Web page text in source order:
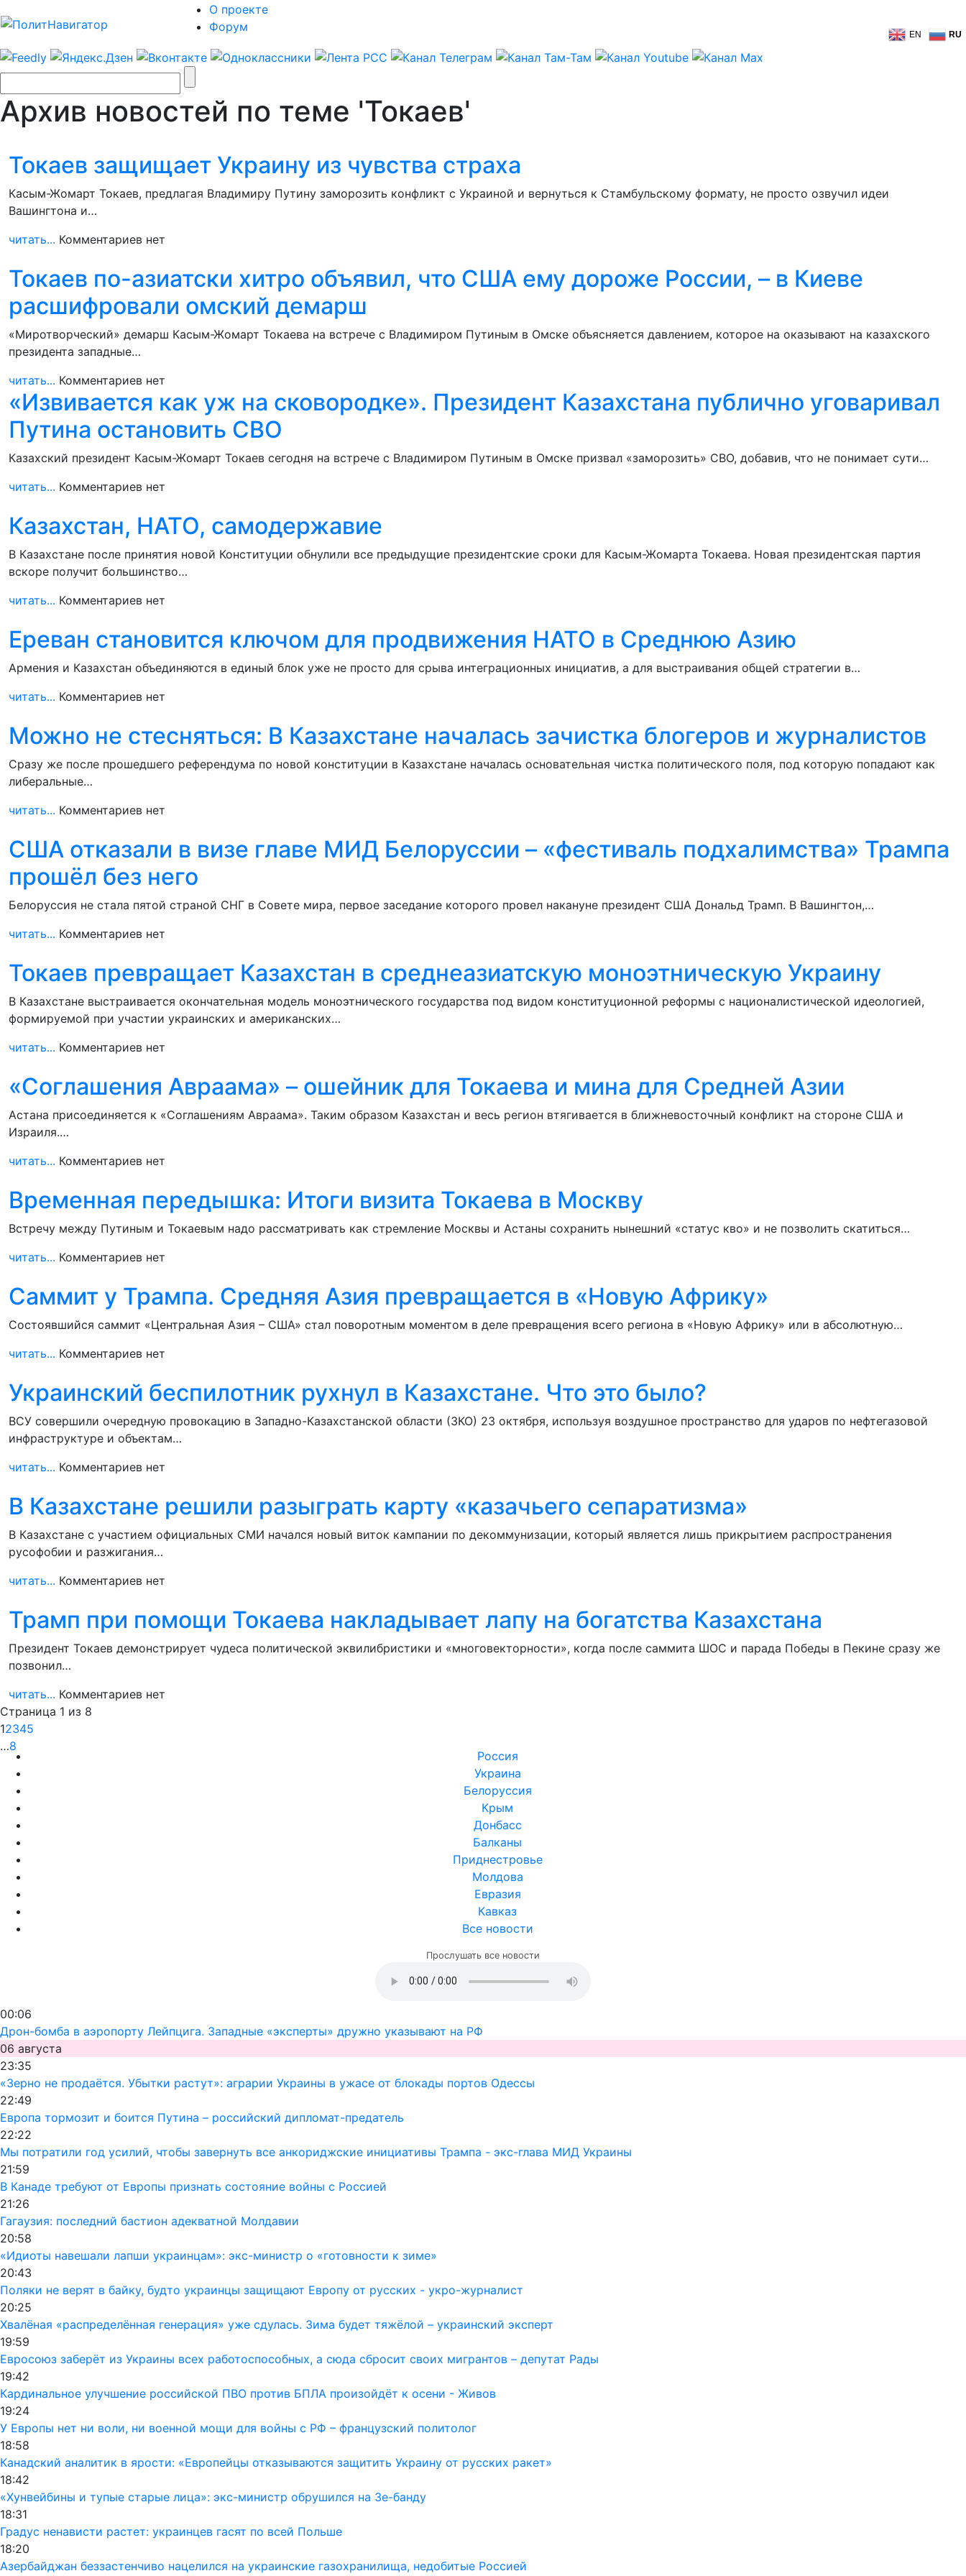
О проекте
Форум
EN RU
Архив новостей по теме 'Токаев'
Токаев защищает Украину из чувства страха
Касым-Жомарт Токаев, предлагая Владимиру Путину заморозить конфликт с Украиной и вернуться к Стамбульскому формату, не просто озвучил идеи
Вашингтона и…
читать... Комментариев нет
Токаев по-азиатски хитро объявил, что США ему дороже России, – в Киеве
расшифровали омский демарш
«Миротворческий» демарш Касым-Жомарт Токаева на встрече с Владимиром Путиным в Омске объясняется давлением, которое на оказывают на казахского
президента западные…
читать... Комментариев нет
«Извивается как уж на сковородке». Президент Казахстана публично уговаривал
Путина остановить СВО
Казахский президент Касым-Жомарт Токаев сегодня на встрече с Владимиром Путиным в Омске призвал «заморозить» СВО, добавив, что не понимает сути…
читать... Комментариев нет
Казахстан, НАТО, самодержавие
В Казахстане после принятия новой Конституции обнулили все предыдущие президентские сроки для Касым-Жомарта Токаева. Новая президентская партия
вскоре получит большинство…
читать... Комментариев нет
Ереван становится ключом для продвижения НАТО в Среднюю Азию
Армения и Казахстан объединяются в единый блок уже не просто для срыва интеграционных инициатив, а для выстраивания общей стратегии в…
читать... Комментариев нет
Можно не стесняться: В Казахстане началась зачистка блогеров и журналистов
Сразу же после прошедшего референдума по новой конституции в Казахстане началась основательная чистка политического поля, под которую попадают как
либеральные…
читать... Комментариев нет
США отказали в визе главе МИД Белоруссии – «фестиваль подхалимства» Трампа
прошёл без него
Белоруссия не стала пятой страной СНГ в Совете мира, первое заседание которого провел накануне президент США Дональд Трамп. В Вашингтон,…
читать... Комментариев нет
Токаев превращает Казахстан в среднеазиатскую моноэтническую Украину
В Казахстане выстраивается окончательная модель моноэтнического государства под видом конституционной реформы с националистической идеологией,
формируемой при участии украинских и американских…
читать... Комментариев нет
«Соглашения Авраама» – ошейник для Токаева и мина для Средней Азии
Астана присоединяется к «Соглашениям Авраама». Таким образом Казахстан и весь регион втягивается в ближневосточный конфликт на стороне США и
Израиля.…
читать... Комментариев нет
Временная передышка: Итоги визита Токаева в Москву
Встречу между Путиным и Токаевым надо рассматривать как стремление Москвы и Астаны сохранить нынешний «статус кво» и не позволить скатиться…
читать... Комментариев нет
Саммит у Трампа. Средняя Азия превращается в «Новую Африку»
Состоявшийся саммит «Центральная Азия – США» стал поворотным моментом в деле превращения всего региона в «Новую Африку» или в абсолютную…
читать... Комментариев нет
Украинский беспилотник рухнул в Казахстане. Что это было?
ВСУ совершили очередную провокацию в Западно-Казахстанской области (ЗКО) 23 октября, используя воздушное пространство для ударов по нефтегазовой
инфраструктуре и объектам…
читать... Комментариев нет
В Казахстане решили разыграть карту «казачьего сепаратизма»
В Казахстане с участием официальных СМИ начался новый виток кампании по декоммунизации, который является лишь прикрытием распространения
русофобии и разжигания…
читать... Комментариев нет
Трамп при помощи Токаева накладывает лапу на богатства Казахстана
Президент Токаев демонстрирует чудеса политической эквилибристики и «многовекторности», когда после саммита ШОС и парада Победы в Пекине сразу же
позвонил…
читать... Комментариев нет
Страница 1 из 8
12345
…8
Россия
Украина
Белоруссия
Крым
Донбасс
Балканы
Приднестровье
Молдова
Евразия
Кавказ
Все новости
Прослушать все новости
00:06
Дрон-бомба в аэропорту Лейпцига. Западные «эксперты» дружно указывают на РФ
06 августа
23:35
«Зерно не продаётся. Убытки растут»: аграрии Украины в ужасе от блокады портов Одессы
22:49
Европа тормозит и боится Путина – российский дипломат-предатель
22:22
Мы потратили год усилий, чтобы завернуть все анкориджские инициативы Трампа - экс-глава МИД Украины
21:59
В Канаде требуют от Европы признать состояние войны с Россией
21:26
Гагаузия: последний бастион адекватной Молдавии
20:58
«Идиоты навешали лапши украинцам»: экс-министр о «готовности к зиме»
20:43
Поляки не верят в байку, будто украинцы защищают Европу от русских - укро-журналист
20:25
Хвалёная «распределённая генерация» уже сдулась. Зима будет тяжёлой – украинский эксперт
19:59
Евросоюз заберёт из Украины всех работоспособных, а сюда сбросит своих мигрантов – депутат Рады
19:42
Кардинальное улучшение российской ПВО против БПЛА произойдёт к осени - Живов
19:24
У Европы нет ни воли, ни военной мощи для войны с РФ – французский политолог
18:58
Канадский аналитик в ярости: «Европейцы отказываются защитить Украину от русских ракет»
18:42
«Хунвейбины и тупые старые лица»: экс-министр обрушился на Зе-банду
18:31
Градус ненависти растет: украинцев гасят по всей Польше
18:20
Азербайджан беззастенчиво нацелился на украинские газохранилища, недобитые Россией